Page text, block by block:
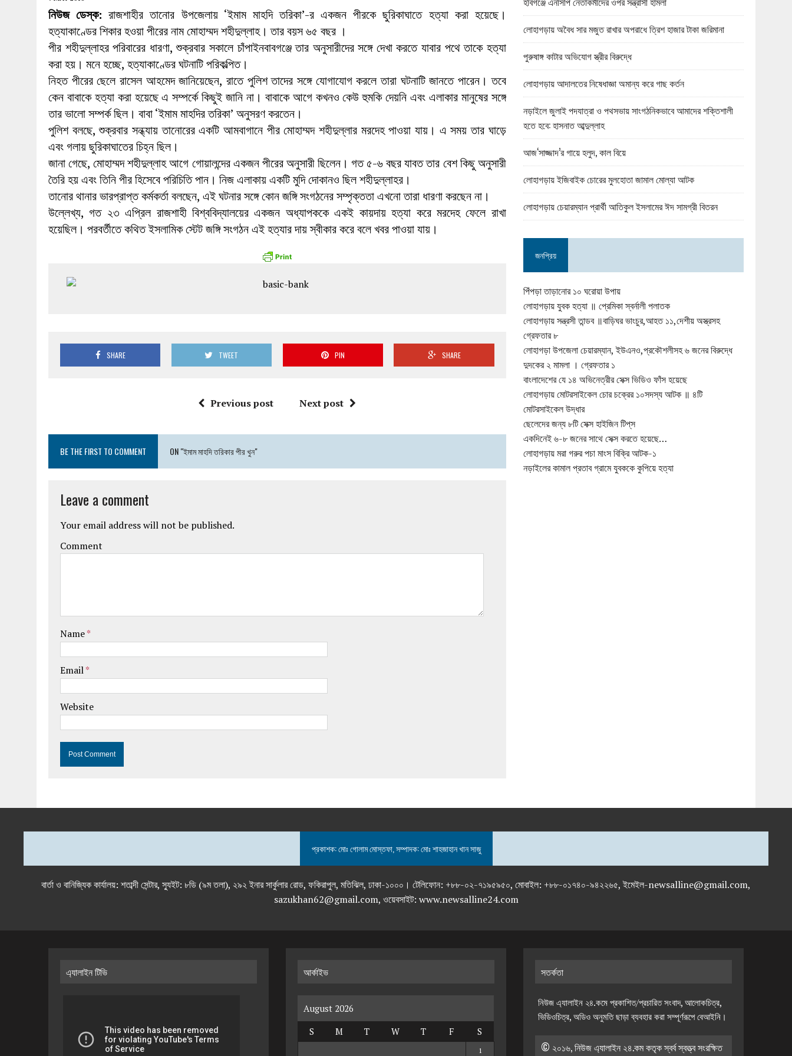
27 MAY 2026 | লোহাগড়ায় চেয়ারম্যান প্রার্থী আতিকুল ইসলামের ঈদ সামগ্রী বিতরন
1 AUGUST 2026 | লোহাগড়ায় জাল দলিলে নামজারি ॥ এসিল্যান্ড অফিসে ভয়াবহ দুর্নীতি
নিউজ ডেস্ক: রাজশাহীর তানোর উপজেলায় ‘ইমাম মাহদি তরিকা’-র একজন পীরকে ছুরিকাঘাতে হত্যা করা হয়েছে।
হত্যাকাণ্ডের শিকার হওয়া পীরের নাম মোহাম্মদ শহীদুল্লাহ। তার বয়স ৬৫ বছর ।
পীর শহীদুল্লাহর পরিবারের ধারণা, শুক্রবার সকালে চাঁপাইনবাবগঞ্জে তার অনুসারীদের সঙ্গে দেখা করতে যাবার পথে তাকে হত্যা
করা হয়। মনে হচ্ছে, হত্যাকাণ্ডের ঘটনাটি পরিকল্পিত।
নিহত পীরের ছেলে রাসেল আহমেদ জানিয়েছেন, রাতে পুলিশ তাদের সঙ্গে যোগাযোগ করলে তারা ঘটনাটি জানতে পারেন। তবে
কেন বাবাকে হত্যা করা হয়েছে এ সম্পর্কে কিছুই জানি না। বাবাকে আগে কখনও কেউ হুমকি দেয়নি এবং এলাকার মানুষের সঙ্গে
তার ভালো সম্পর্ক ছিল। বাবা ‘ইমাম মাহদির তরিকা’ অনুসরণ করতেন।
পুলিশ বলছে, শুক্রবার সন্ধ্যায় তানোরের একটি আমবাগানে পীর মোহাম্মদ শহীদুল্লার মরদেহ পাওয়া যায়। এ সময় তার ঘাড়ে
এবং গলায় ছুরিকাঘাতের চিহ্ন ছিল।
জানা গেছে, মোহাম্মদ শহীদুল্লাহ আগে গোয়ালন্দের একজন পীরের অনুসারী ছিলেন। গত ৫-৬ বছর যাবত তার বেশ কিছু অনুসারী
তৈরি হয় এবং তিনি পীর হিসেবে পরিচিতি পান। নিজ এলাকায় একটি মুদি দোকানও ছিল শহীদুল্লাহর।
তানোর থানার ভারপ্রাপ্ত কর্মকর্তা বলছেন, এই ঘটনার সঙ্গে কোন জঙ্গি সংগঠনের সম্পৃক্ততা এখনো তারা ধারণা করছেন না।
উল্লেখ্য, গত ২৩ এপ্রিল রাজশাহী বিশ্ববিদ্যালয়ের একজন অধ্যাপককে একই কায়দায় হত্যা করে মরদেহ ফেলে রাখা
হয়েছিল। পরবর্তীতে কথিত ইসলামিক স্টেট জঙ্গি সংগঠন এই হত্যার দায় স্বীকার করে বলে খবর পাওয়া যায়।
SHARE TWEET PIN SHARE
Previous post Next post
BE THE FIRST TO COMMENT ON "ইমাম মাহদি তরিকার পীর খুন"
Leave a comment
Your email address will not be published.
Comment
Name*
Email*
Website
লোহাগড়ায় অবৈধ সার মজুত রাখার অপরাধে ত্রিশ হাজার টাকা জরিমানা
পুরুষাঙ্গ কাটার অভিযোগ স্ত্রীর বিরুদ্ধে
লোহাগড়ায় আদালতের নিষেধাজ্ঞা অমান্য করে গাছ কর্তন
নড়াইলে জুলাই পদযাত্রা ও পথসভায় সাংগঠনিকভাবে আমাদের শক্তিশালী
হতে হবে: হাসনাত আব্দুল্লাহ
আজ‘সাজ্জাদ’র গায়ে হলুদ, কাল বিয়ে
লোহাগড়ায় ইজিবাইক চোরের মুলহোতা জামাল মোল্যা আটক
লোহাগড়ায় চেয়ারম্যান প্রার্থী আতিকুল ইসলামের ঈদ সামগ্রী বিতরন
জনপ্রিয়
পিঁপড়া তাড়ানোর ১০ ঘরোয়া উপায়
লোহাগড়ায় যুবক হত্যা ॥ প্রেমিকা স্বর্নালী পলাতক
লোহাগড়ায় সন্ত্রসী তান্ডব ॥বাড়িঘর ভাংচুর,আহত ১১,দেশীয় অস্ত্রসহ
গ্রেফতার ৮
লোহাগড়া উপজেলা চেয়ারম্যান, ইউএনও,প্রকৌশলীসহ ৬ জনের বিরুদ্ধে
দুদকের ২ মামলা । গ্রেফতার ১
বাংলাদেশের যে ১৪ অভিনেত্রীর সেক্স ভিডিও ফাঁস হয়েছে
লোহাগড়ায় মোটরসাইকেল চোর চক্রের ১০সদস্য আটক ॥ ৪টি
মোটরসাইকেল উদ্ধার
ছেলেদের জন্য ৮টি সেক্স হাইজিন টিপ্‌স
একদিনেই ৬-৮ জনের সাথে সেক্স করতে হয়েছে…
লোহাগড়ায় মরা গরুর পচা মাংস বিক্রি আটক-১
নড়াইলের কামাল প্রতাব গ্রামে যুবককে কুপিয়ে হত্যা
প্রকাশক: মোঃ গোলাম মোস্তফা, সম্পাদক: মোঃ শাহজাহান খান সাজু
বার্তা ও বানিজ্যিক কার্যালয়: শতাব্দী সেন্টার, স্যুইট: ৮ডি (৯ম তলা), ২৯২ ইনার সার্কুলার রোড, ফকিরাপুল, মতিঝিল, ঢাকা-১০০০। টেলিফোন: +৮৮-০২-৭১৯৫৯৫০, মোবাইল: +৮৮-০১৭৪০-৯৪২২৬৫, ইমেইল-newsalline@gmail.com,
sazukhan62@gmail.com, ওয়েবসাইট: www.newsalline24.com
এ্যালাইন টিভি আর্কাইভ
August 2026
S
M T W T F S
1
সতর্কতা
নিউজ এ্যালাইন ২৪.কমে প্রকাশিত/প্রচারিত সংবাদ, আলোকচিত্র,
ভিডিওচিত্র, অডিও অনুমতি ছাড়া ব্যবহার করা সম্পূর্ণরূপে বেআইনি।
© ২০১৬, নিউজ এ্যালাইন ২৪.কম কতৃক স্বর্ব স্বত্ত্ব সংরক্ষিত